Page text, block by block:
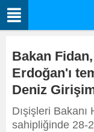
Bakan
Erdoğan'ı
Deniz
Dışişleri Bakanı
sahipliğinde 28-